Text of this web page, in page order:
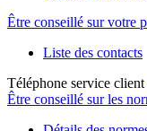
Être conseillé sur votre
Liste des contacts
Téléphone service client
Être conseillé sur les